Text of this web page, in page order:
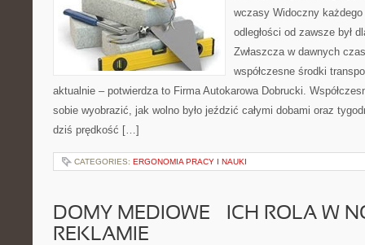
wczasy Widoczny
odległości od zawsze był
Zwłaszcza w dawnych
współczesne środki
aktualnie – potwierdza to Firma Autokarowa Dobrucki.
sobie wyobrazić, jak wolno było jeździć całymi dobami oraz
dziś prędkość […]
CATEGORIES: ERGONOMIA PRACY I NAUKI
DOMY MEDIOWE – ICH ROLA W
REKLAMIE